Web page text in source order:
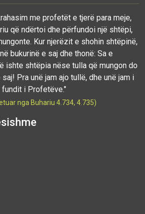
me profetët e tjerë para meje,
që ndërtoi dhe përfundoi një shtëpi,
Kur njerëzit e shohin shtëpinë,
bukurinë e saj dhe thonë: Sa e
ishte shtëpia nëse tulla që mungon do
Pra unë jam ajo tullë, dhe unë jam i
fundit i Profetëve."
nga Buhariu 4.734, 4.735)